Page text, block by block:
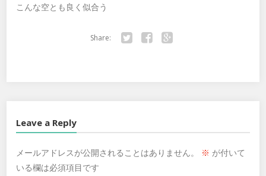
こんな空とも良く似合う
Share:
Leave a Reply
メールアドレスが公開されることはありません。 ※ が付いて
いる欄は必須項目です